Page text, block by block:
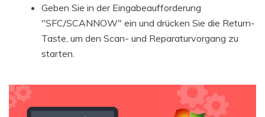
Geben Sie in der Eingabeaufforderung
"SFC/SCANNOW" ein und drücken Sie die Return-
Taste, um den Scan- und Reparaturvorgang zu
starten.